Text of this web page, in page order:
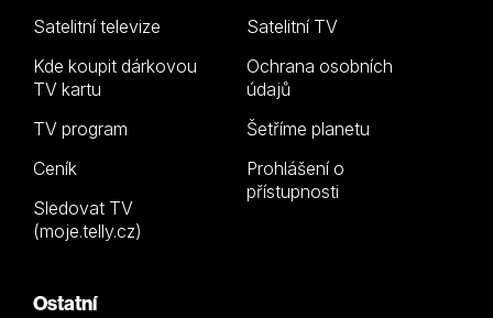
Satelitní televize
Kde koupit dárkovou
TV kartu
TV program
Ceník
Sledovat TV
(moje.telly.cz)
Satelitní TV
Ochrana osobních
údajů
Šetříme planetu
Prohlášení o
přístupnosti
Ostatní